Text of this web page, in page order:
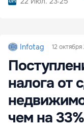
Infotag 12
налога от
чем на 33%